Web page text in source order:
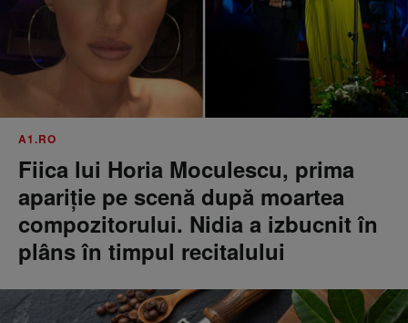
A1.RO
Fiica lui Horia Moculescu, prima
apariție pe scenă după moartea
compozitorului. Nidia a izbucnit în
plâns în timpul recitalului